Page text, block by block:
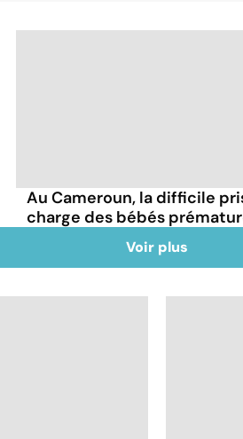
Au Cameroun, la difficile
charge des bébés
Voir plus